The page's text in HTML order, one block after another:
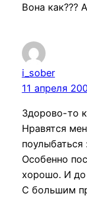
Вона как???
i_sober
11 апреля
Здорово-то
Нравятся
поулыбаться
Особенно
хорошо. И
С большим